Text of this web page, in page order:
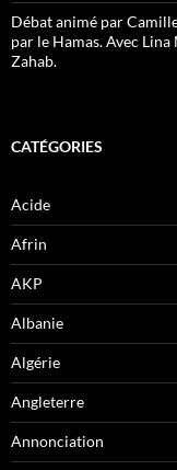
Débat animé par
par le Hamas. Avec
Zahab.
CATÉGORIES
Acide
Afrin
AKP
Albanie
Algérie
Angleterre
Annonciation